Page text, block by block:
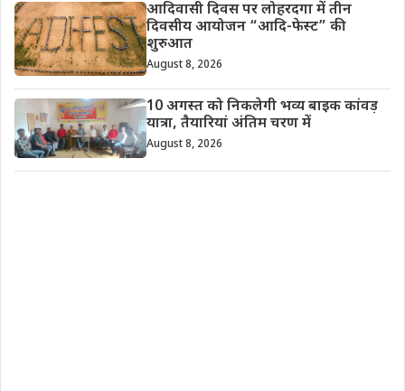
आदिवासी दिवस पर लोहरदगा में तीन
दिवसीय आयोजन “आदि-फेस्ट” की
शुरुआत
August 8, 2026
10 अगस्त को निकलेगी भव्य बाइक कांवड़
यात्रा, तैयारियां अंतिम चरण में
August 8, 2026